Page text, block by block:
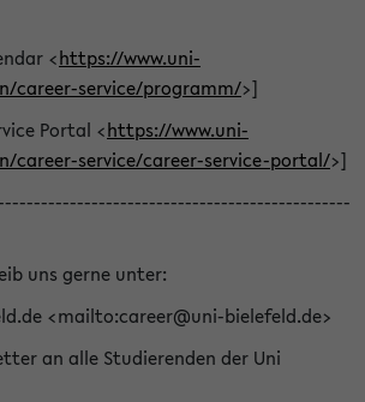
<https://www.uni-
career-service/programm/>]
Portal <https://www.uni-
career-service/career-service-portal/>]
uns gerne unter:
<mailto:career@uni-bielefeld.de>
an alle Studierenden der Uni